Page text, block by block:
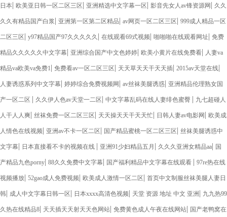
日本| 欧美亚日韩一区二区三区| 亚洲精选中文字幕一区| 影音先女人av锋资源网 | 久久
久久有精品国产白浆| 亚洲第一区第二区精品| av网页一区二区三区| 999成人精品一区
二区三区| y97精品国产97久久久久久 | 在线观看69式视频| 啪啪啪在线观看网址| 免费
精品久久久久久中文字幕| 亚洲综合国产中文色婷婷| 欧美小黄片在线免费看| 人妻va
精品va欧美va免费1| 免费看av一区二区三区| 天天草天天干天天插| 2015av天堂在线|
人妻诱惑系列中文字幕| 婷婷综合免费视频网 | av丝袜美腿诱惑| 亚洲精品伦理熟女国
产一区二区 | 久久伊人色av天堂一二区| 中文字幕乱码在线人妻绯色蜜臀 | 九七超碰人
人干人人爽| 丝袜免费一区二区三区| 天天操天天干天天忙| 日韩人妻av电影网 | 欧美成
人情色在线视频| 亚洲av不卡一区二区| 国产精品蜜桃一区二区三区| 丝袜美腿诱惑中
文字幕| 日本直接看不卡的视频在线 | 亚洲91少妇精品五月 | 久久久亚洲女精品aa| 国
产精品九色porny| 88久久免费中文字幕| 国产福利精品中文字幕在线观看 | 97re热在线
视频播放| 52gao成人免费视频| 欧美成人激情一区二区| 首页中文制服丝袜美腿人妻日
韩| 成人中文字幕日韩一区| 日本xxxx高清色视频| 天堂 资源 地址 中文 亚洲 | 九九热99
久热在线精品8| 天天插天天射天天色网站| 免费黄色成人午夜在线网站| 国产老鸭窝在